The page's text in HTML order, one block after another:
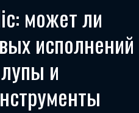
может ли
исполнений
и